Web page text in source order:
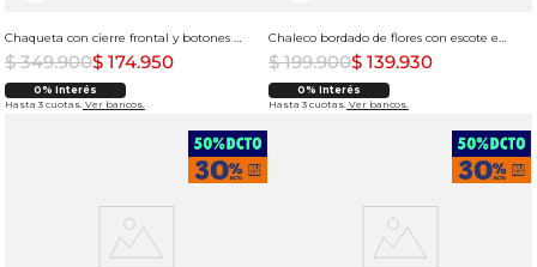
Chaqueta con cierre frontal y botones para mujer
$ 349.900$ 174.950
0% Interés
Hasta 3 cuotas. Ver bancos.
Chaleco bordado de flores con escote en V para mujer
$ 199.900$ 139.930
0% Interés
Hasta 3 cuotas. Ver bancos.